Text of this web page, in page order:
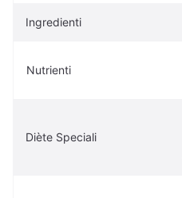
Ingredienti
Nutrienti
Diète Speciali